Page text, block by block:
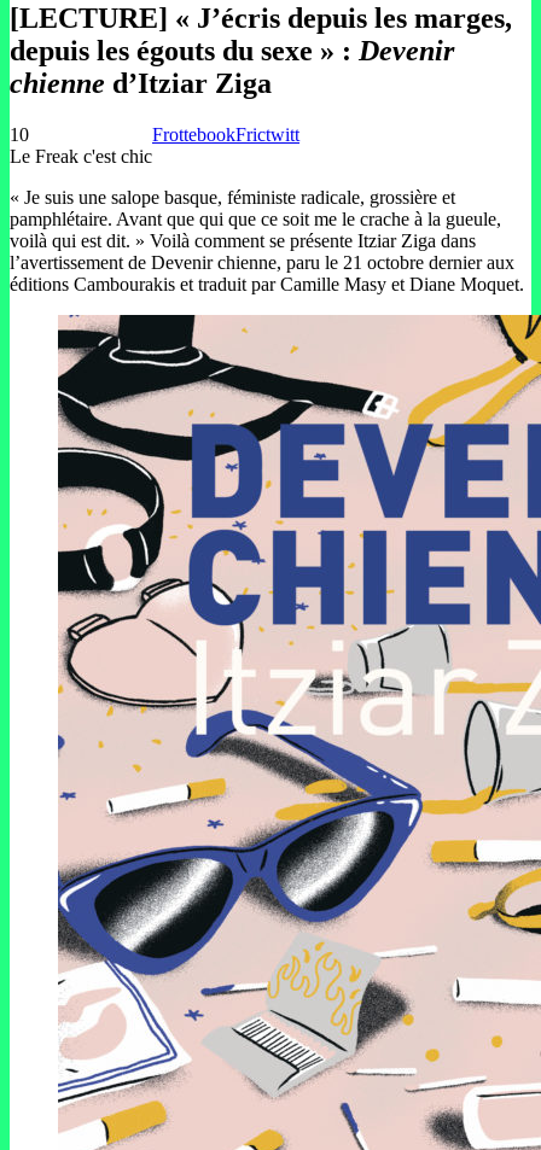
[LECTURE] « J’écris depuis les marges,
depuis les égouts du sexe » : Devenir
chienne d’Itziar Ziga
10
Le Freak c'est chic
FrottebookFrictwitt
« Je suis une salope basque, féministe radicale, grossière et
pamphlétaire. Avant que qui que ce soit me le crache à la gueule,
voilà qui est dit. » Voilà comment se présente Itziar Ziga dans
l’avertissement de Devenir chienne, paru le 21 octobre dernier aux
éditions Cambourakis et traduit par Camille Masy et Diane Moquet.